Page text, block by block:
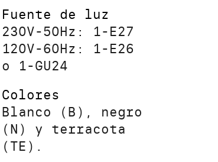
Fuente de luz
230V-50Hz: 1-E27
120V-60Hz: 1-E26
o 1-GU24
Colores
Blanco (B), negro
(N) y terracota
(TE).